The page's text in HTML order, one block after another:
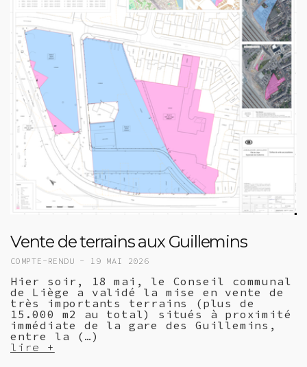
Vente de terrains aux Guillemins
COMPTE-RENDU - 19 MAI 2026
Hier soir, 18 mai, le Conseil communal
de Liège a validé la mise en vente de
très importants terrains (plus de
15.000 m2 au total) situés à proximité
immédiate de la gare des Guillemins,
entre la (…)
lire +